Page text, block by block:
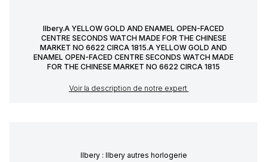
Ilbery.A YELLOW GOLD AND ENAMEL OPEN-FACED
CENTRE SECONDS WATCH MADE FOR THE CHINESE
MARKET NO 6622 CIRCA 1815.A YELLOW GOLD AND
ENAMEL OPEN-FACED CENTRE SECONDS WATCH MADE
FOR THE CHINESE MARKET NO 6622 CIRCA 1815
Voir la description de notre expert
Ilbery : Ilbery autres horlogerie